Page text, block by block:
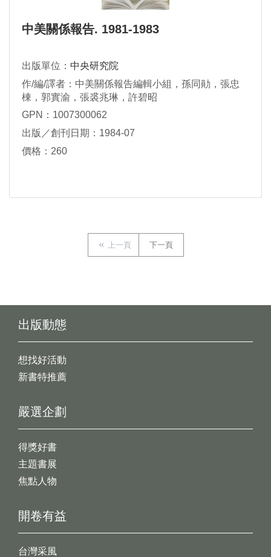
中美關係報告. 1981-1983
出版單位： 中央研究院
作/編/譯者：中美關係報告編輯小組，孫同勛，張忠
棟，郭實渝，張裘兆琳，許碧昭
GPN：1007300062
出版／創刊日期：1984-07
價格：260
上一頁 下一頁
出版動態
想找好活動
新書特推薦
開卷有益
台灣采風
嚴選企劃
得獎好書
主題書展
焦點人物